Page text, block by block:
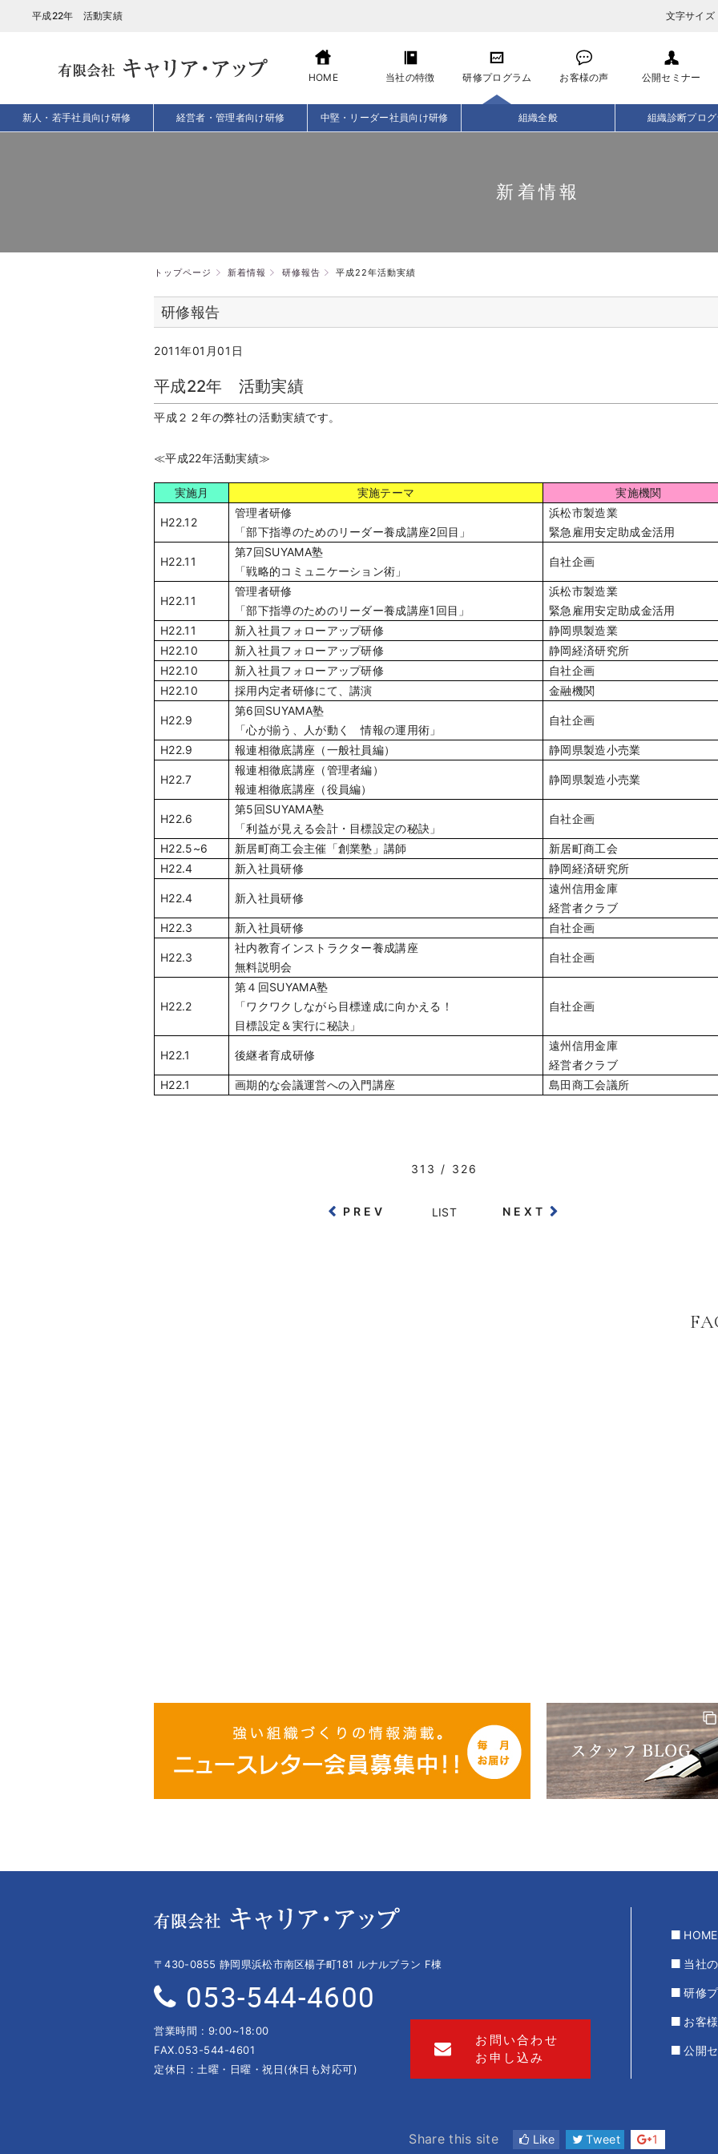
平成22年 活動実績 文字サイズ
HOME 当社の特徴 研修プログラム お客様の声 公開セミナー
新人・若手社員向け研修 経営者・管理者向け研修 中堅・リーダー社員向け研修 組織全般 組織診断プロ
新着情報
トップページ 新着情報 研修報告 平成22年活動実績
研修報告
2011年01月01日
平成22年 活動実績
平成２２年の弊社の活動実績です。
≪平成22年活動実績≫
実施月 実施テーマ 実施機関
H22.12
管理者研修
「部下指導のためのリーダー養成講座2回目」
浜松市製造業
緊急雇用安定助成金活用
H22.11
第7回SUYAMA塾
「戦略的コミュニケーション術」
自社企画
H22.11
管理者研修
「部下指導のためのリーダー養成講座1回目」
浜松市製造業
緊急雇用安定助成金活用
H22.11
新入社員フォローアップ研修
静岡県製造業
H22.10
新入社員フォローアップ研修
静岡経済研究所
H22.10
新入社員フォローアップ研修
自社企画
H22.10
採用内定者研修にて、講演 金融機関
H22.9
第6回SUYAMA塾
「心が揃う、人が動く 情報の運用術」
自社企画
H22.9 報連相徹底講座（一般社員編） 静岡県製造小売業
H22.7
報連相徹底講座（管理者編）
報連相徹底講座（役員編）
静岡県製造小売業
H22.6
第5回SUYAMA塾
「利益が見える会計・目標設定の秘訣」
自社企画
H22.5~6 新居町商工会主催「創業塾」講師
新居町商工会
H22.4
新入社員研修 静岡経済研究所
H22.4 新入社員研修
遠州信用金庫
経営者クラブ
H22.3
新入社員研修 自社企画
H22.3
社内教育インストラクター養成講座
無料説明会
自社企画
H22.2
第４回SUYAMA塾
「ワクワクしながら目標達成に向かえる！
目標設定＆実行に秘訣」
自社企画
H22.1 後継者育成研修
遠州信用金庫
経営者クラブ
H22.1
画期的な会議運営への入門講座 島田商工会議所
313 / 326
PREV LIST NEXT
〒430-0855 静岡県浜松市南区楊子町181 ルナルブラン F棟
053-544-4600
営業時間 : 9:00~18:00
FAX.053-544-4601
定休日：土曜・日曜・祝日(休日も対応可)
お問い合わせ
お申し込み
HOME
当社
研修
お客
公開
Share this site Like Tweet 1